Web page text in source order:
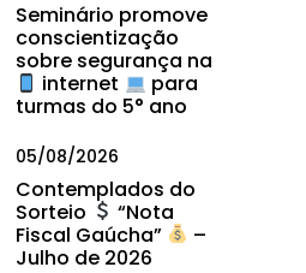
Seminário promove
conscientização
sobre segurança na
internet
para
turmas do 5° ano
05/08/2026
Contemplados do
Sorteio
“Nota
Fiscal Gaúcha”
–
Julho de 2026